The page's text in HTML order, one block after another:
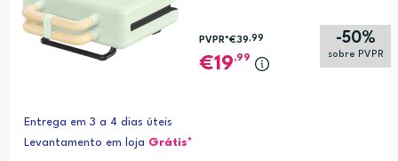
-50%
sobre PVPR
PVPR*€39 ,99
19,99
Entrega em 3 a 4 dias úteis
Levantamento em loja Grátis*